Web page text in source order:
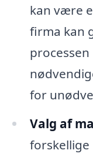
kan være
firma kan
for
Valg af